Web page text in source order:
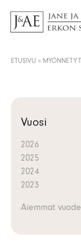
ETUSIVU »
Vuosi
2026
2025
2024
2023
Aiemmat